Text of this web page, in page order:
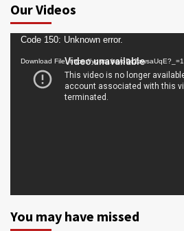
Our Videos
Video
Player
Code 150: Unknown error.
Download File: https://youtu.be/oDc2zwsaUqE?_=1
You may have missed